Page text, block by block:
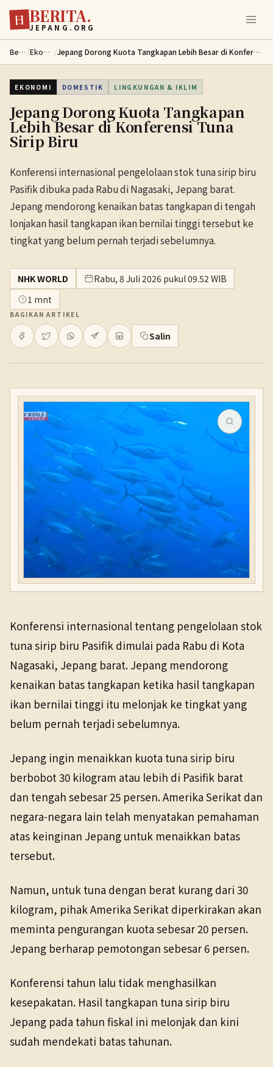
Lewati ke konten utama
日 BERITA.
JEPANG.ORG
Berita / Ekonomi / Jepang Dorong Kuota Tangkapan Lebih Besar di Konferensi Tuna Sirip Biru
EKONOMI DOMESTIK LINGKUNGAN & IKLIM
Jepang Dorong Kuota Tangkapan
Lebih Besar di Konferensi Tuna
Sirip Biru
Konferensi internasional pengelolaan stok tuna sirip biru
Pasifik dibuka pada Rabu di Nagasaki, Jepang barat.
Jepang mendorong kenaikan batas tangkapan di tengah
lonjakan hasil tangkapan ikan bernilai tinggi tersebut ke
tingkat yang belum pernah terjadi sebelumnya.
NHK WORLD
Rabu, 8 Juli 2026 pukul 09.52 WIB
1 mnt
BAGIKAN ARTIKEL
Salin
Konferensi internasional tentang pengelolaan stok
tuna sirip biru Pasifik dimulai pada Rabu di Kota
Nagasaki, Jepang barat. Jepang mendorong
kenaikan batas tangkapan ketika hasil tangkapan
ikan bernilai tinggi itu melonjak ke tingkat yang
belum pernah terjadi sebelumnya.
Jepang ingin menaikkan kuota tuna sirip biru
berbobot 30 kilogram atau lebih di Pasifik barat
dan tengah sebesar 25 persen. Amerika Serikat dan
negara-negara lain telah menyatakan pemahaman
atas keinginan Jepang untuk menaikkan batas
tersebut.
Namun, untuk tuna dengan berat kurang dari 30
kilogram, pihak Amerika Serikat diperkirakan akan
meminta pengurangan kuota sebesar 20 persen.
Jepang berharap pemotongan sebesar 6 persen.
Konferensi tahun lalu tidak menghasilkan
kesepakatan. Hasil tangkapan tuna sirip biru
Jepang pada tahun fiskal ini melonjak dan kini
sudah mendekati batas tahunan.